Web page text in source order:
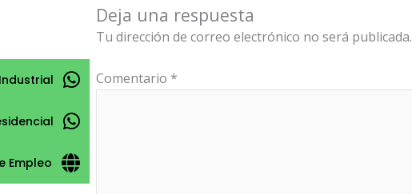
Deja una respuesta
Tu dirección de correo electrónico no será publicada.
Comentario *
Empleo